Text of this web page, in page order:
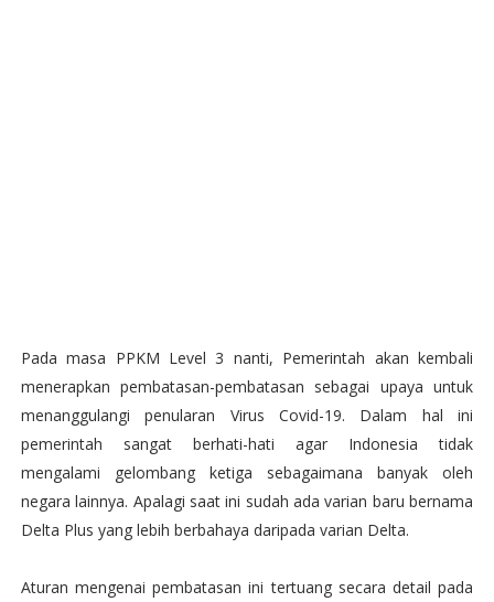
Pada masa PPKM Level 3 nanti, Pemerintah akan kembali
menerapkan pembatasan-pembatasan sebagai upaya untuk
menanggulangi penularan Virus Covid-19. Dalam hal ini
pemerintah sangat berhati-hati agar Indonesia tidak
mengalami gelombang ketiga sebagaimana banyak oleh
negara lainnya. Apalagi saat ini sudah ada varian baru bernama
Delta Plus yang lebih berbahaya daripada varian Delta.
Aturan mengenai pembatasan ini tertuang secara detail pada